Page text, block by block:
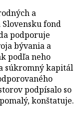
a
fond
podporuje
bývania a
podľa neho
súkromný kapitál
podpísalo so
konštatuje.